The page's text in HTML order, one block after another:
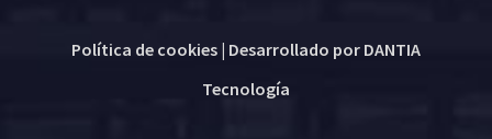
Política de cookies| Desarrollado por DANTIA
Tecnología